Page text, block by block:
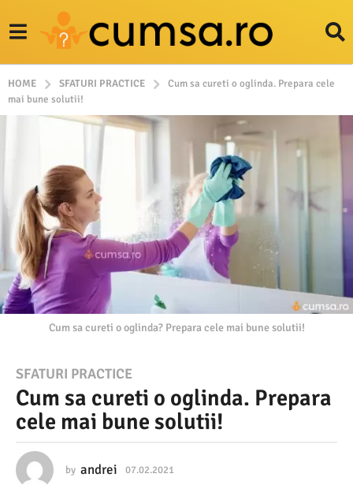
HOME SFATURI PRACTICE
Cum sa cureti o oglinda. Prepara cele
mai bune solutii!
Cum sa cureti o oglinda? Prepara cele mai bune solutii!
0
7
.
2
SFATURI PRACTICE
Cum sa cureti o oglinda. Prepara
cele mai bune solutii!
by andrei 07.02.2021